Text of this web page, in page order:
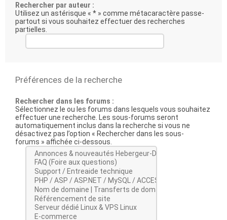
Rechercher par auteur :
Utilisez un astérisque « * » comme métacaractère passe-
partout si vous souhaitez effectuer des recherches
partielles.
Préférences de la recherche
Rechercher dans les forums :
Sélectionnez le ou les forums dans lesquels vous souhaitez
effectuer une recherche. Les sous-forums seront
automatiquement inclus dans la recherche si vous ne
désactivez pas l’option « Rechercher dans les sous-
forums » affichée ci-dessous.